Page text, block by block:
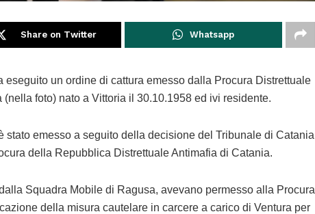
Share on Twitter Whatsapp
eseguito un ordine di cattura emesso dalla Procura Distrettuale
foto) nato a Vittoria il 30.10.1958 ed ivi residente.
stato emesso a seguito della decisione del Tribunale di Catania
della Repubblica Distrettuale Antimafia di Catania.
Squadra Mobile di Ragusa, avevano permesso alla Procura
della misura cautelare in carcere a carico di Ventura per